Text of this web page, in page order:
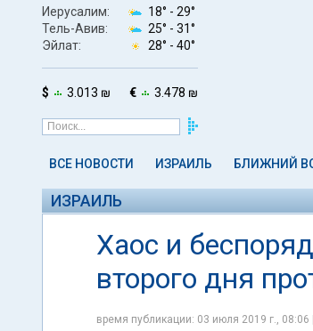
Иерусалим: 18° - 29°
Тель-Авив:
25° - 31°
Эйлат:
28° - 40°
$ 3.013 ₪ € 3.478 ₪
ВСЕ НОВОСТИ ИЗРАИЛЬ БЛИЖНИЙ
ИЗРАИЛЬ
Хаос и
второго дня
время публикации: 03 июля 2019 г.,